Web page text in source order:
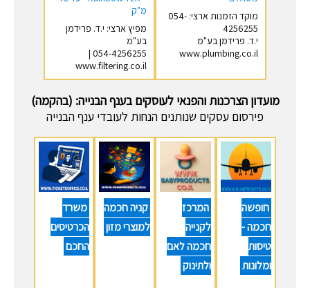
מוקד הזמנות ארצי: 054-
4256255
י.ד. פרידמן בע"מ
www.plumbing.co.il
מ"ק
מפיץ ארצי: י.ד. פרידמן
בע"מ
054-4256255 |
www.filtering.co.il
מועדון הצרכנות והפנאי לעוסקים בענף הבנייה: (בהקמה)
פירסום עסקים שנותנים הנחות לעובדי ענף הבנייה
חופשה
חכמה -
טיסות
ומלונות
המרכז
לקנייה
חכמה לאם
ולתינוק
קניה חכמה
למוצרי מזון
משרד
הכרטיסים
החכם